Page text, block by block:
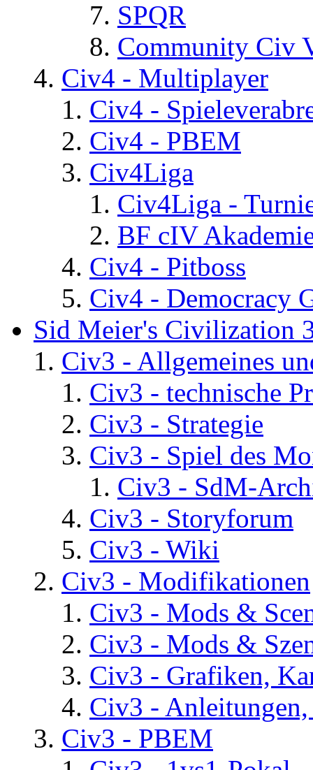
SPQR
Community Civ
Civ4 - Multiplayer
Civ4 -
Civ4 - PBEM
Civ4Liga
Civ4Liga -
BF cIV
Civ4 - Pitboss
Civ4 - Democracy
Sid Meier's Civilization
Civ3 - Allgemeines
Civ3 - technische
Civ3 - Strategie
Civ3 - Spiel des
Civ3 - SdM-
Civ3 - Storyforum
Civ3 - Wiki
Civ3 - Modifikationen
Civ3 - Mods &
Civ3 - Mods &
Civ3 - Grafiken,
Civ3 -
Civ3 - PBEM